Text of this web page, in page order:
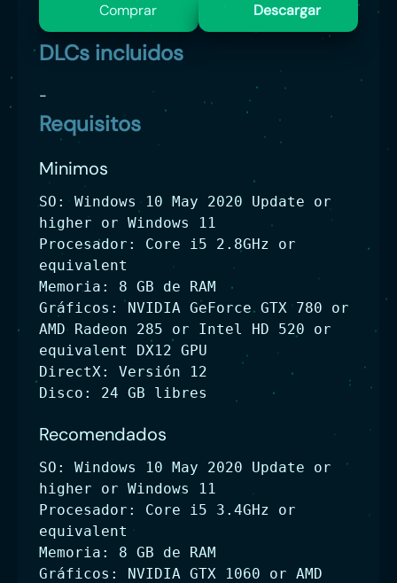
Comprar Descargar
DLCs incluidos
-
Requisitos
Minimos
SO: Windows 10 May 2020 Update or
higher or Windows 11
Procesador: Core i5 2.8GHz or
equivalent
Memoria: 8 GB de RAM
Gráficos: NVIDIA GeForce GTX 780 or
AMD Radeon 285 or Intel HD 520 or
equivalent DX12 GPU
DirectX: Versión 12
Disco: 24 GB libres
Recomendados
SO: Windows 10 May 2020 Update or
higher or Windows 11
Procesador: Core i5 3.4GHz or
equivalent
Memoria: 8 GB de RAM
Gráficos: NVIDIA GTX 1060 or AMD